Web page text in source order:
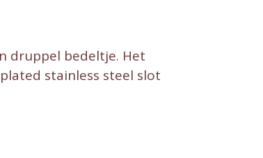
druppel bedeltje. Het
stainless steel slot